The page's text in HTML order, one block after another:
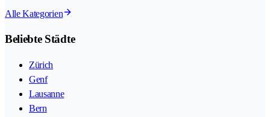
Alle Kategorien
Beliebte Städte
Zürich
Genf
Lausanne
Bern